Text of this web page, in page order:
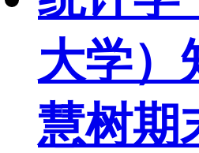
大学）
慧树期